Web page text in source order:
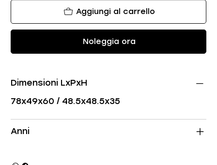
Aggiungi al carrello
Noleggia ora
Dimensioni LxPxH
78x49x60 / 48.5x48.5x35
Anni